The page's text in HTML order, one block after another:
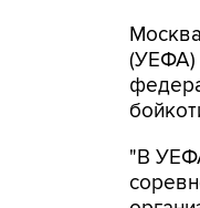
(УЕФА)
"В